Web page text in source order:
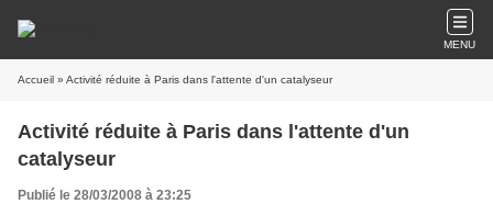
MENU
Accueil » Activité réduite à Paris dans l'attente d'un catalyseur
Activité réduite à Paris dans l'attente d'un
catalyseur
Publié le 28/03/2008 à 23:25